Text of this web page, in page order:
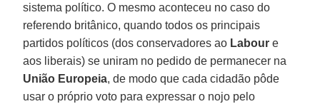
sistema político. O mesmo aconteceu no caso do
referendo britânico, quando todos os principais
partidos políticos (dos conservadores ao Labour e
aos liberais) se uniram no pedido de permanecer na
União Europeia, de modo que cada cidadão pôde
usar o próprio voto para expressar o nojo pelo